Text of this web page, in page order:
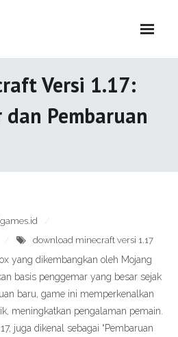
Versi 1.17:
Pembaruan
download minecraft versi 1.17
yang dikembangkan oleh Mojang
basis penggemar yang besar sejak
baru, game ini memperkenalkan
meningkatkan pengalaman pemain.
juga dikenal sebagai “Pembaruan